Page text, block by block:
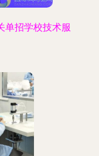
单招学校技术服